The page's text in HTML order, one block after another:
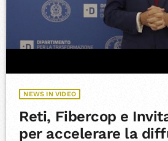
NEWS IN VIDEO
Reti, Fibercop e
per accelerare la